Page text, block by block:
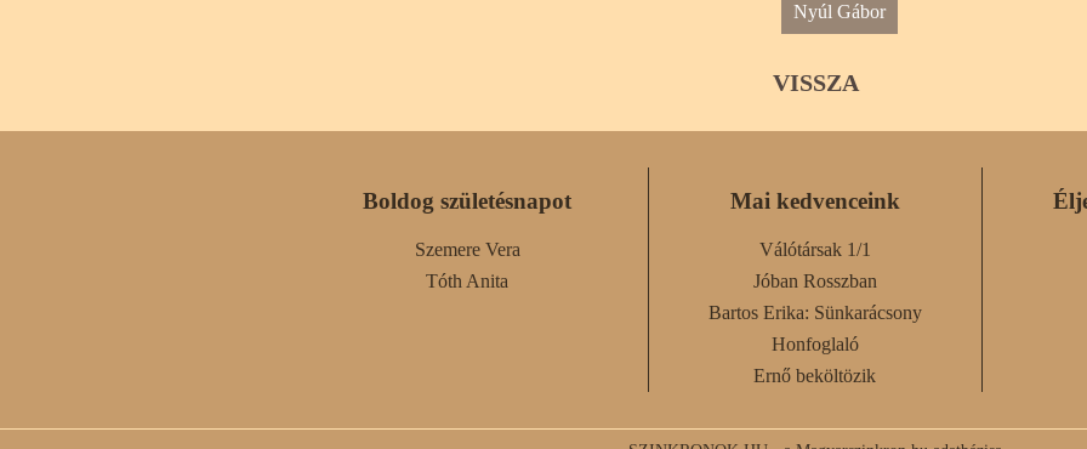
Nyúl Gábor
VISSZA
Boldog születésnapot
Szemere Vera
Tóth Anita
Mai kedvenceink
Válótársak 1/1
Jóban Rosszban
Bartos Erika: Sünkarácsony
Honfoglaló
Ernő beköltözik